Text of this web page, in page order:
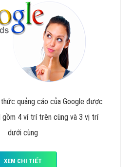
quảng cáo của Google được
4 ví trí trên cùng và 3 vị trí
dưới cùng
XEM CHI TIẾT